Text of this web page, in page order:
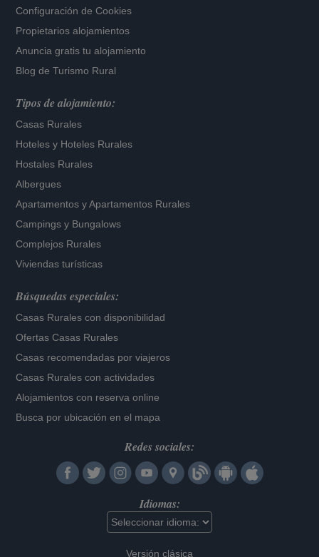
Configuración de Cookies
Propietarios alojamientos
Anuncia gratis tu alojamiento
Blog de Turismo Rural
Tipos de alojamiento:
Casas Rurales
Hoteles y Hoteles Rurales
Hostales Rurales
Albergues
Apartamentos yApartamentos Rurales
Campings y Bungalows
Complejos Rurales
Viviendas turísticas
Búsquedas especiales:
Casas Rurales con disponibilidad
Ofertas Casas Rurales
Casas recomendadas por viajeros
Casas Rurales con actividades
Alojamientos con reserva online
Busca por ubicación en el mapa
Redes sociales:
Idiomas:
Versión clásica